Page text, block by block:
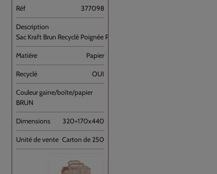
377098
Sac Kraft Brun Recyclé Poignée Plate [...]
Papier
OUI
BRUN
320+170x440
Carton de 250